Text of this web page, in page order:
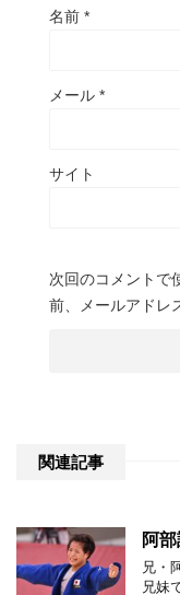
名前 *
メール *
サイト
次回のコメントで
前、メールアドレ
関連記事
阿
兄・
兄妹